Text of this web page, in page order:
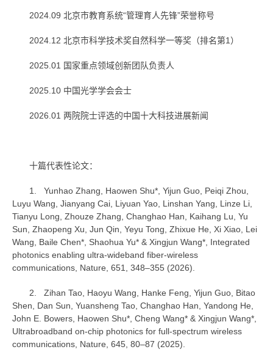
2024.09 北京市教育系统“管理育人先锋”荣誉称号
2024.12 北京市科学技术奖自然科学一等奖（排名第1）
2025.01 国家重点领域创新团队负责人
2025.10 中国光学学会会士
2026.01 两院院士评选的中国十大科技进展新闻
十篇代表性论文：
1. Yunhao Zhang, Haowen Shu*, Yijun Guo, Peiqi Zhou,
Luyu Wang, Jianyang Cai, Liyuan Yao, Linshan Yang, Linze Li,
Tianyu Long, Zhouze Zhang, Changhao Han, Kaihang Lu, Yu
Sun, Zhaopeng Xu, Jun Qin, Yeyu Tong, Zhixue He, Xi Xiao, Lei
Wang, Baile Chen*, Shaohua Yu* & Xingjun Wang*, Integrated
photonics enabling ultra-wideband fiber-wireless
communications, Nature, 651, 348–355 (2026).
2. Zihan Tao, Haoyu Wang, Hanke Feng, Yijun Guo, Bitao
Shen, Dan Sun, Yuansheng Tao, Changhao Han, Yandong He,
John E. Bowers, Haowen Shu*, Cheng Wang* & Xingjun Wang*,
Ultrabroadband on-chip photonics for full-spectrum wireless
communications, Nature, 645, 80–87 (2025).